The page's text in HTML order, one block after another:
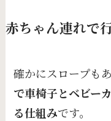
赤ちゃん連れで
確かにスロープも
で車椅子とベビー
る仕組みです。